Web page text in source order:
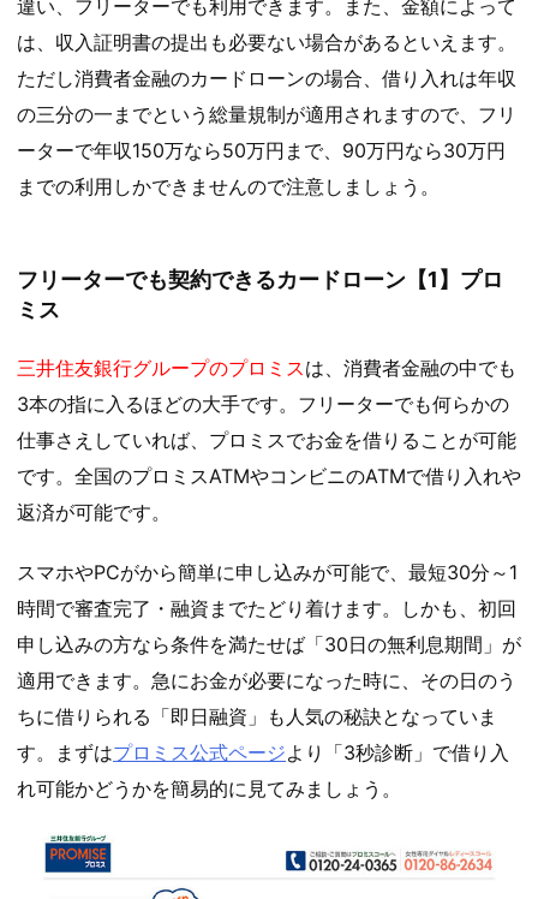
違い、フリーターでも利用できます。また、金額によって
は、収入証明書の提出も必要ない場合があるといえます。
ただし消費者金融のカードローンの場合、借り入れは年収
の三分の一までという総量規制が適用されますので、フリ
ーターで年収150万なら50万円まで、90万円なら30万円
までの利用しかできませんので注意しましょう。
フリーターでも契約できるカードローン【1】プロ
ミス
三井住友銀行グループのプロミスは、消費者金融の中でも
3本の指に入るほどの大手です。フリーターでも何らかの
仕事さえしていれば、プロミスでお金を借りることが可能
です。全国のプロミスATMやコンビニのATMで借り入れや
返済が可能です。
スマホやPCがから簡単に申し込みが可能で、最短30分～1
時間で審査完了・融資までたどり着けます。しかも、初回
申し込みの方なら条件を満たせば「30日の無利息期間」が
適用できます。急にお金が必要になった時に、その日のう
ちに借りられる「即日融資」も人気の秘訣となっていま
す。まずはプロミス公式ページより「3秒診断」で借り入
れ可能かどうかを簡易的に見てみましょう。